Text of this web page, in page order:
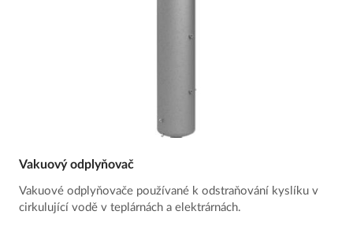
Vakuový odplyňovač
Vakuové odplyňovače používané k odstraňování kyslíku v
cirkulující vodě v teplárnách a elektrárnách.